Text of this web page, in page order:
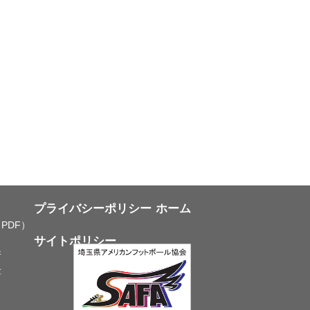
）
プライバシーポリシー
サイトポリシー
ホーム